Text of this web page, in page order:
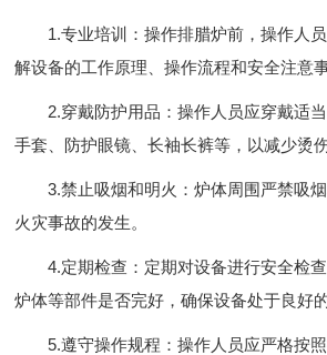
1.专业培训：操作排腊炉前，操作人员
解设备的工作原理、操作流程和安全注意事
2.穿戴防护用品：操作人员应穿戴适当
手套、防护眼镜、长袖长裤等，以减少烫
3.禁止吸烟和明火：炉体周围严禁吸烟
火灾事故的发生。
4.定期检查：定期对设备进行安全检查
炉体等部件是否完好，确保设备处于良好
5.遵守操作规程：操作人员应严格按照